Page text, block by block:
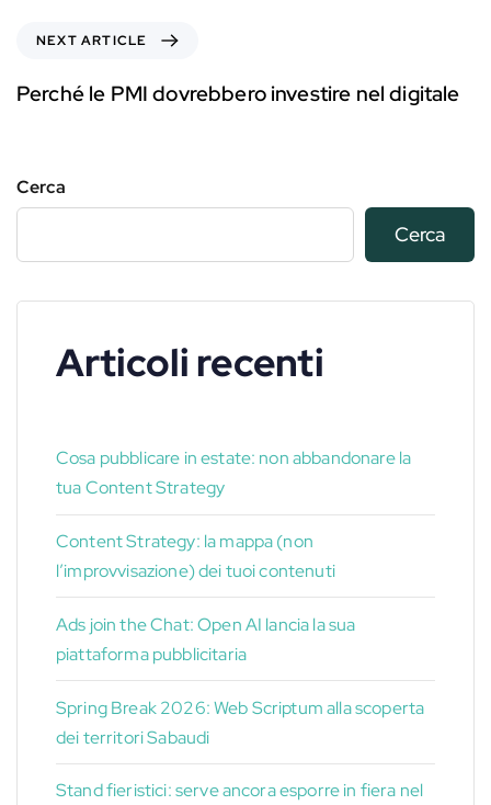
NEXT ARTICLE
Perché le PMI dovrebbero investire nel digitale
Cerca
Cerca
Articoli recenti
Cosa pubblicare in estate: non abbandonare la
tua Content Strategy
Content Strategy: la mappa (non
l’improvvisazione) dei tuoi contenuti
Ads join the Chat: Open AI lancia la sua
piattaforma pubblicitaria
Spring Break 2026: Web Scriptum alla scoperta
dei territori Sabaudi
Stand fieristici: serve ancora esporre in fiera nel